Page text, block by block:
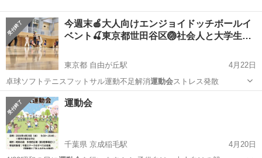
今週末🍎大人向けエンジョイドッチボールイ
ベント🍒東京都世田谷区🏐社会人と大学生…
東京都 自由が丘駅
4月22日
卓球ソフトテニスフットサル運動不足解消運動会ストレス発散
東京 目黒区 自由が丘駅
運動会
千葉県 京成稲毛駅
4月20日